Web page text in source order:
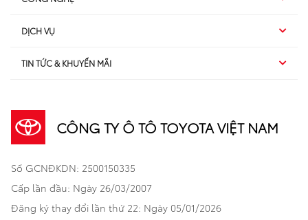
SUV
Sedan
Bán tải
Hatchback
Thương mại
Hybrid
TSS
DỊCH VỤ
Dịch vụ sau bán hàng
Bảo hiểm Toyota
Xe đã qua sử dụng
Bảo hành mở rộng
TIN TỨC & KHUYẾN MÃI
Khuyến mãi
Xã hội
CÔNG TY Ô TÔ TOYOTA VIỆT NAM
Số GCNĐKDN: 2500150335
Cấp lần đầu: Ngày 26/03/2007
Đăng ký thay đổi lần thứ 22: Ngày 05/01/2026